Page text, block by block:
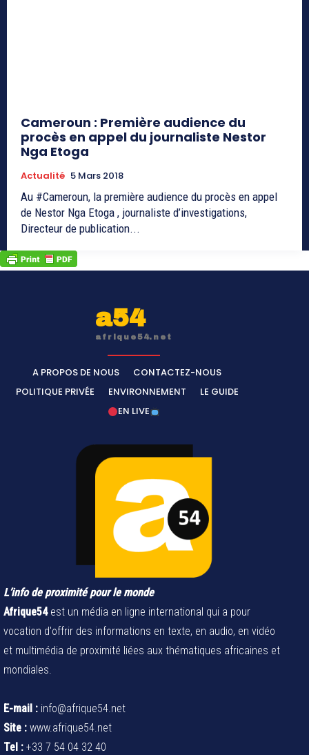
Cameroun : Première audience du
procès en appel du journaliste Nestor
Nga Etoga
Actualité 5 Mars 2018
Au #Cameroun, la première audience du procès en appel
de Nestor Nga Etoga , journaliste d’investigations,
Directeur de publication...
a54
afrique54.net
A PROPOS DE NOUS
CONTACTEZ-NOUS
POLITIQUE PRIVÉE
ENVIRONNEMENT
LE GUIDE
EN LIVE
L’info de proximité pour le monde
Afrique54est un média en ligne international qui a pour
vocation d'offrir des informations en texte, en audio, en vidéo
et multimédia de proximité liées aux thématiques africaines et
mondiales.
E-mail : info@afrique54.net
Site : www.afrique54.net
Tel : +33 7 54 04 32 40